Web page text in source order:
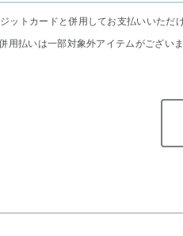
ットカードと併用してお支払いいただけ
用払いは一部対象外アイテムがござい